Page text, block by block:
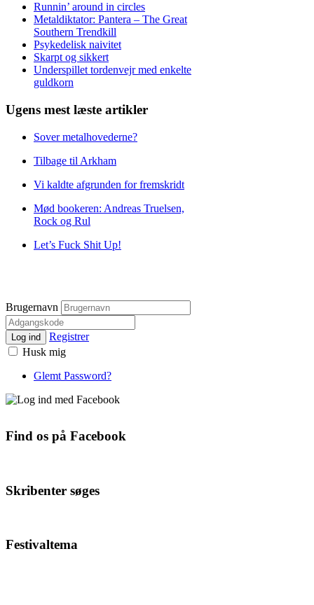
Runnin’ around in circles
Metaldiktator: Pantera – The Great
Southern Trendkill
Psykedelisk naivitet
Skarpt og sikkert
Underspillet tordenvejr med enkelte
guldkorn
Ugens mest læste artikler
Sover metalhovederne?
Tilbage til Arkham
Vi kaldte afgrunden for fremskridt
Mød bookeren: Andreas Truelsen,
Rock og Rul
Let’s Fuck Shit Up!
Brugernavn
Log ind
Registrer
Husk mig
Glemt Password?
Find os på Facebook
Skribenter søges
Festivaltema